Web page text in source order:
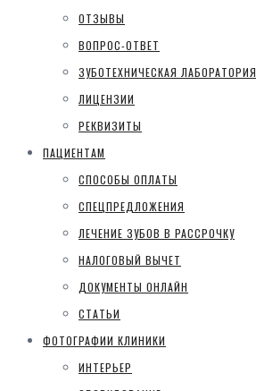
ОТЗЫВЫ
ВОПРОС-ОТВЕТ
ЗУБОТЕХНИЧЕСКАЯ ЛАБОРАТОРИЯ
ЛИЦЕНЗИИ
РЕКВИЗИТЫ
ПАЦИЕНТАМ
СПОСОБЫ ОПЛАТЫ
СПЕЦПРЕДЛОЖЕНИЯ
ЛЕЧЕНИЕ ЗУБОВ В РАССРОЧКУ
НАЛОГОВЫЙ ВЫЧЕТ
ДОКУМЕНТЫ ОНЛАЙН
СТАТЬИ
ФОТОГРАФИИ КЛИНИКИ
ИНТЕРЬЕР